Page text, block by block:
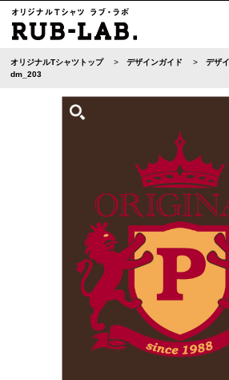
オリジナルTシャツトップ デザインガイド
デザ
dm_203